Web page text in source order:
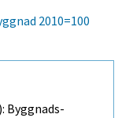
2010=100
Byggnads-